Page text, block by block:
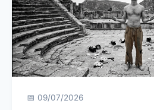
📅 09/07/2026